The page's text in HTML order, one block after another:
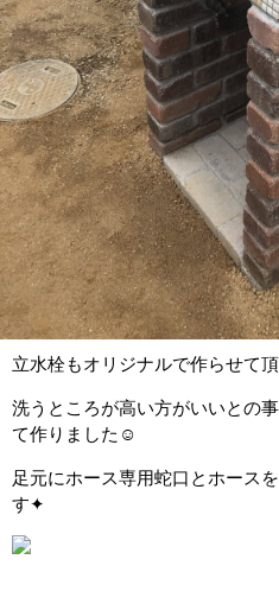
立水栓もオリジナルで作らせて
洗うところが高い方がいいとの
て作りました☺
足元にホース専用蛇口とホース
す✦